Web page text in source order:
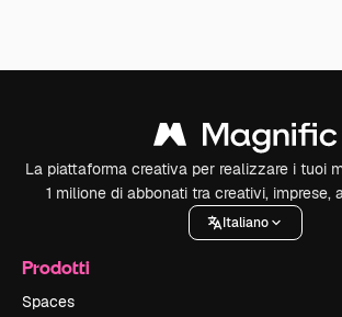
La piattaforma creativa per realizzare i tuoi
1 milione di abbonati tra creativi, imprese,
Italiano
Prodotti
Spaces